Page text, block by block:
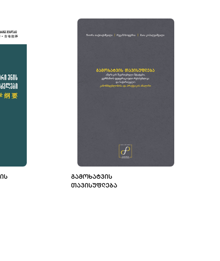
ᲒᲐᲛᲝᲮᲐᲢᲕᲘᲡ
ᲗᲐᲕᲘᲡᲣᲤᲚᲔᲑᲐ